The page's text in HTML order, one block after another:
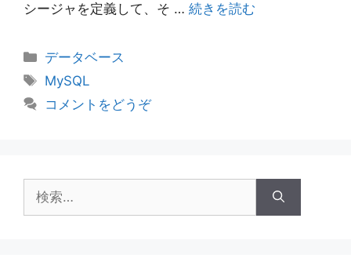
シージャを定義して、そ … 続きを読む
カ
テ
ゴ
リ
データベース
タ
グ
MySQL
コメントをどうぞ
索: